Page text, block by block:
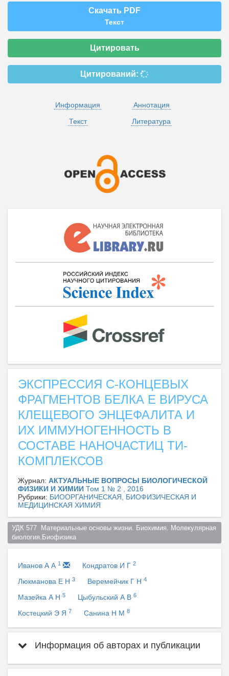
Скачать PDF
Текст
Цитировать
Цитирований:
Информация
Аннотация
Текст
Литература
ЭКСПРЕССИЯ С-КОНЦЕВЫХ
ФРАГМЕНТОВ БЕЛКА Е ВИРУСА
КЛЕЩЕВОГО ЭНЦЕФАЛИТА И
ИХ ИММУНОГЕННОСТЬ В
СОСТАВЕ НАНОЧАСТИЦ ТИ-
КОМПЛЕКСОВ
Журнал: АКТУАЛЬНЫЕ ВОПРОСЫ БИОЛОГИЧЕСКОЙ
ФИЗИКИ И ХИМИИ Том 1 № 2 , 2016
Рубрики: БИООРГАНИЧЕСКАЯ, БИОФИЗИЧЕСКАЯ И
МЕДИЦИНСКАЯ ХИМИЯ
УДК 577  Материальные основы жизни. Биохимия. Молекулярная
биология.Биофизика
Иванов А А 1 Кондратов И Г 2
Люкманова Е Н 3 Веремейчик Г Н 4
Мазейка А Н 5 Цыбульский А В 6
Костецкий Э Я 7 Санина Н М 8
Информация об авторах и публикации